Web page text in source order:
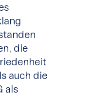
die
auch die
als